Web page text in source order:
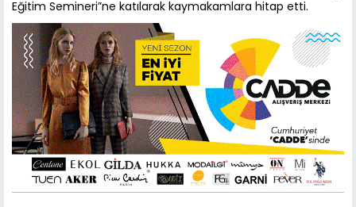
Eğitim Semineri”ne katılarak kaymakamlara hitap etti.